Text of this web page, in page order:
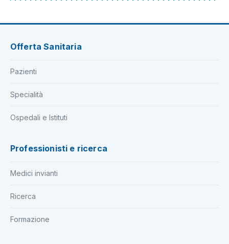
Offerta Sanitaria
Pazienti
Specialità
Ospedali e Istituti
Professionisti e ricerca
Medici invianti
Ricerca
Formazione